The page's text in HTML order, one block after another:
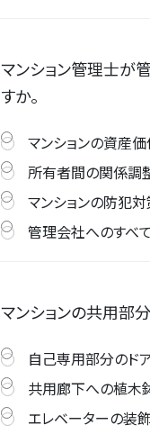
マンション管理士が
すか。
マンションの資産
所有者間の関係調
マンションの防犯
管理会社へのすべ
マンションの共用部
自己専用部分のド
共用廊下への植木
エレベーターの装